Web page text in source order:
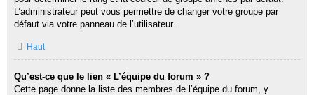
L’administrateur peut vous permettre de changer votre groupe par
défaut via votre panneau de l’utilisateur.
Haut
Qu’est-ce que le lien « L’équipe du forum » ?
Cette page donne la liste des membres de l’équipe du forum, y